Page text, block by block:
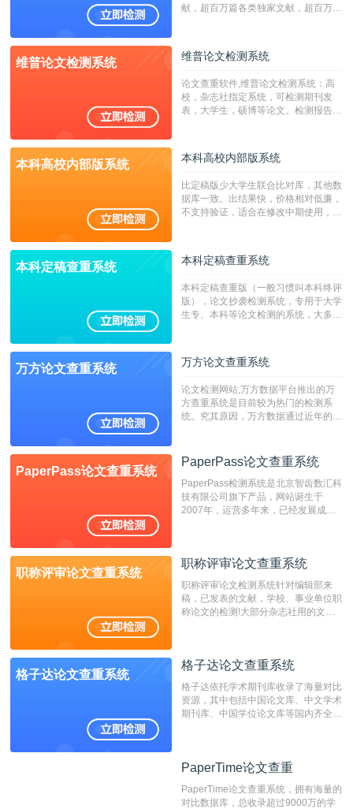
献，超百万篇各类独家文献，超百万港
校用来检测硕博论文的系统，检测范围
广，数据来源真实，检测算法合理!本
字符数30万）
维普论文检测系统 维普论文检测系统
论文查重软件,维普论文检测系统：高
校，杂志社指定系统，可检测期刊发
表，大学生，硕博等论文。检测报告支
本科高校内部版系统 本科高校内部版系统
比定稿版少大学生联合比对库，其他数
据库一致。出结果快，价格相对低廉，
不支持验证，适合在修改中期使用，定
本科定稿查重系统 本科定稿查重系统
本科定稿查重版（一般习惯叫本科终评
版），论文抄袭检测系统，专用于大学
生专、本科等论文检测的系统，大多数
万方论文查重系统 万方论文查重系统
论文检测网站,万方数据平台推出的万
方查重系统是目前较为热门的检测系
统。究其原因，万方数据通过近年的发
检测系统，其真实性和权威性无可厚
非。其次，相对于知网而言，万方检测
费用少，上手容易，是学生初次论文查
重的推荐系统。
PaperPass论文查重系统
PaperPass论文查重系统
PaperPass检测系统是北京智齿数汇科
技有限公司旗下产品，网站诞生于
2007年，运营多年来，已经发展成为
检测速度快、精度高，市场反映良好。
职称评审论文查重系统
职称评审论文查重系统
职称评审论文检测系统针对编辑部来
稿，已发表的文献，学校、事业单位职
称论文的检测!大部分杂志社用的文献
编辑部检测来稿和已发表的文献,检测
测时注意填写第一作者,才能排除已发
表文献复制比。（限制字符数1万）
格子达论文查重系统
格子达论文查重系统
格子达依托学术期刊库收录了海量对比
资源，其中包括中国论文库、中文学术
期刊库、中国学位论文库等国内齐全的
系统，可检测中文、英文两种语言的论
PaperTime论文查重
PaperTime论文查重系统，拥有海量的
对比数据库，总收录超过9000万的学